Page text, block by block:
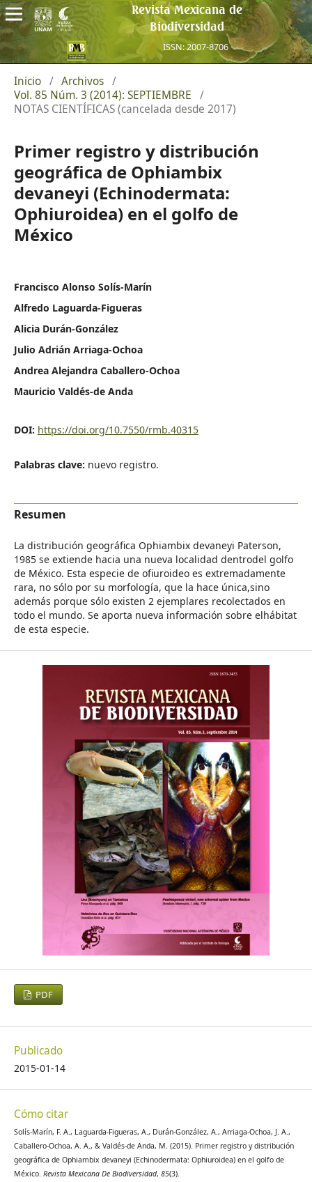
Revista Mexicana de
Biodiversidad
ISSN: 2007-8706
Inicio / Archivos /
Vol. 85 Núm. 3 (2014): SEPTIEMBRE
/
NOTAS CIENTÍFICAS (cancelada desde 2017)
Primer registro y distribución
geográfica de Ophiambix
devaneyi (Echinodermata:
Ophiuroidea) en el golfo de
México
Francisco Alonso Solís-Marín
Alfredo Laguarda-Figueras
Alicia Durán-González
Julio Adrián Arriaga-Ochoa
Andrea Alejandra Caballero-Ochoa
Mauricio Valdés-de Anda
DOI: https://doi.org/10.7550/rmb.40315
Palabras clave: nuevo registro.
Resumen
La distribución geográfica Ophiambix devaneyi Paterson,
1985 se extiende hacia una nueva localidad dentrodel golfo
de México. Esta especie de ofiuroideo es extremadamente
rara, no sólo por su morfología, que la hace única,sino
además porque sólo existen 2 ejemplares recolectados en
todo el mundo. Se aporta nueva información sobre elhábitat
de esta especie.
PDF
Publicado
2015-01-14
Cómo citar
Solís-Marín, F. A., Laguarda-Figueras, A., Durán-González, A., Arriaga-Ochoa, J. A.,
Caballero-Ochoa, A. A., & Valdés-de Anda, M. (2015). Primer registro y distribución
geográfica de Ophiambix devaneyi (Echinodermata: Ophiuroidea) en el golfo de
México. Revista Mexicana De Biodiversidad, 85(3).